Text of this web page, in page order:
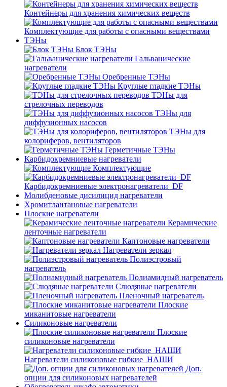
Контейнеры для хранения химических веществ
Комплектующие для работы с опасными веществами
ТЭНы
Блок ТЭНы
Гальванические
нагреватели
Оребренные ТЭНы
Круглые гладкие ТЭНы
ТЭНы для
стрелочных переводов
ТЭНы для
диффузионных насосов
ТЭНы для
колориферов, вентиляторов
Герметичные ТЭНы
Карбидокремниевые нагреватели
Комплектующие
Карбидокремниевые электронагреватели_DF
Молибденовые дисилицид нагреватели
Хромитлантановые нагреватели
Плоские нагреватели
Керамические
ленточные нагреватели
Каптоновые нагреватели
Нагреватели зеркал
Полиэстровый
нагреватель
Полиамидный нагреватель
Слюдяные нагреватели
Пленочный нагреватель
Плоские
миканитовые нагреватели
Силиконовые нагреватели
Плоские
силиконовые нагреватели
Нагреватели силиконовые гибкие_НАШИ
Доп.
опции для силиконовых нагревателей